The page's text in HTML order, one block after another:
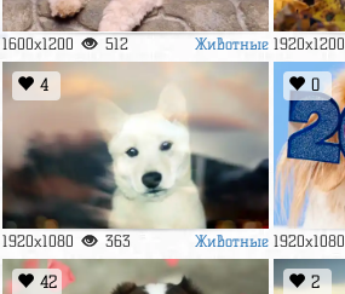
1600x1200 512 Животные 1920x1200
4
1920x1080 363 Животные
0
1920x1080
42 2